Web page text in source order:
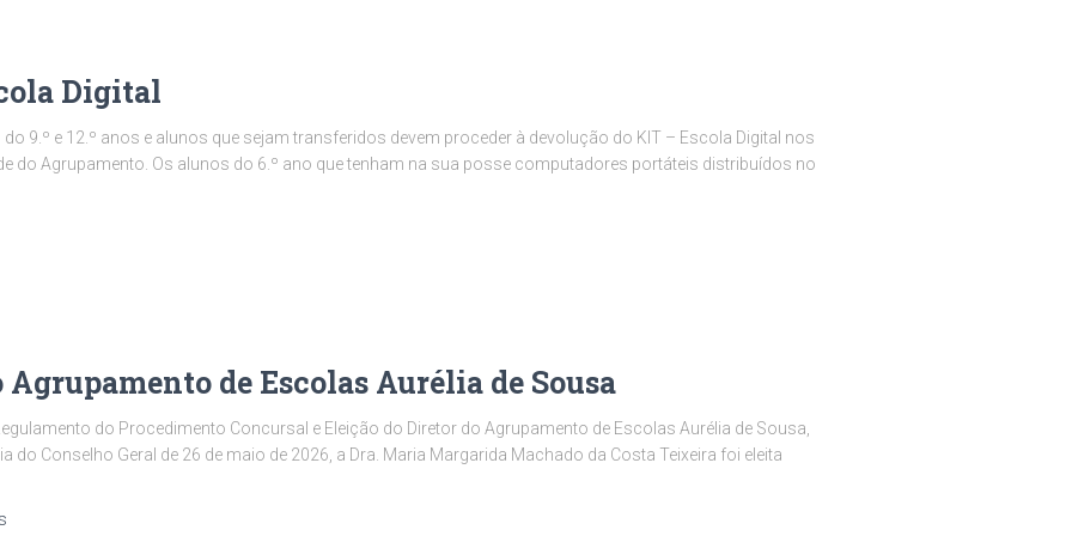
Digital
9.º e 12.º anos e alunos que sejam transferidos devem proceder à devolução do KIT – Escola Digital nos
do Agrupamento. Os alunos do 6.º ano que tenham na sua posse computadores portáteis distribuídos no
de Escolas Aurélia de Sousa
do Procedimento Concursal e Eleição do Diretor do Agrupamento de Escolas Aurélia de Sousa,
do Conselho Geral de 26 de maio de 2026, a Dra. Maria Margarida Machado da Costa Teixeira foi eleita